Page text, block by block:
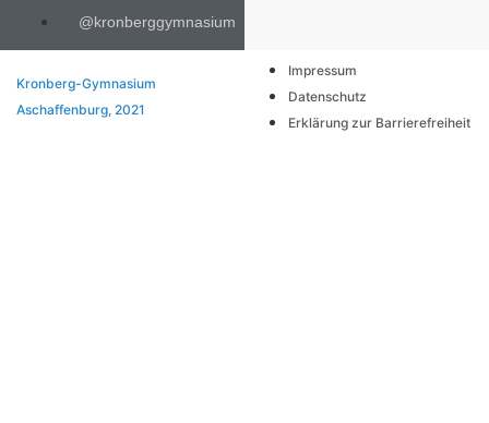
@kronberggymnasium
Kronberg-Gymnasium
Aschaffenburg, 2021
Impressum
Datenschutz
Erklärung zur Barrierefreiheit